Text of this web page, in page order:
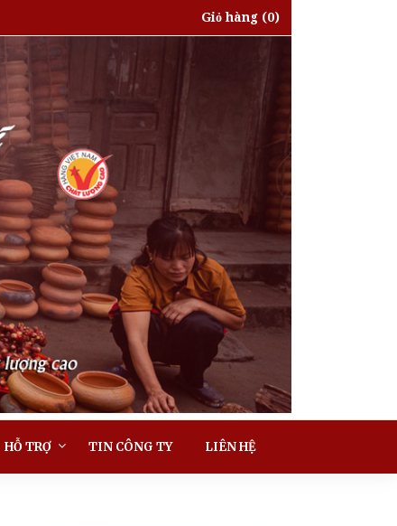
Giỏ hàng (0)
HỖ TRỢ TIN CÔNG TY LIÊN HỆ